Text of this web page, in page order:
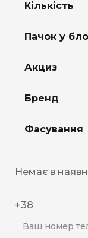
Кількість
Пачок у
Акциз
Бренд
Фасування
Немає в
+38